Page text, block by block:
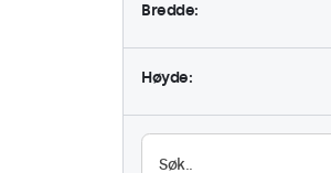
Bredde:
Høyde: